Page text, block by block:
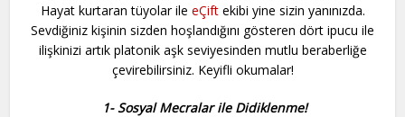
Hayat kurtaran tüyolar ile eÇiftekibi yine sizin yanınızda.
Sevdiğiniz kişinin sizden hoşlandığını gösteren dört ipucu ile
ilişkinizi artık platonik aşk seviyesinden mutlu beraberliğe
çevirebilirsiniz. Keyifli okumalar!
1- Sosyal Mecralar ile Didiklenme!